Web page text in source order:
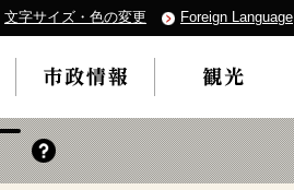
文字サイズ・色の変更 Foreign Language